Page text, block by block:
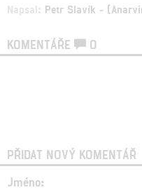
Napsal: Petr Slavík -
KOMENTÁŘE 0
PŘIDAT NOVÝ KOMENTÁŘ
Jméno: